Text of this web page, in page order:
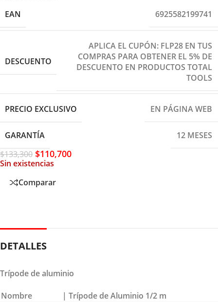
EAN
6925582199741
DESCUENTO
APLICA EL CUPÓN: FLP28 EN TUS
COMPRAS PARA OBTENER EL 5% DE
DESCUENTO EN PRODUCTOS TOTAL
TOOLS
PRECIO EXCLUSIVO EN PÁGINA WEB
GARANTÍA
12 MESES
$133,300 $110,700
Sin existencias
Comparar
DETALLES
Trípode de aluminio
Nombre
| Trípode de Aluminio 1/2 m